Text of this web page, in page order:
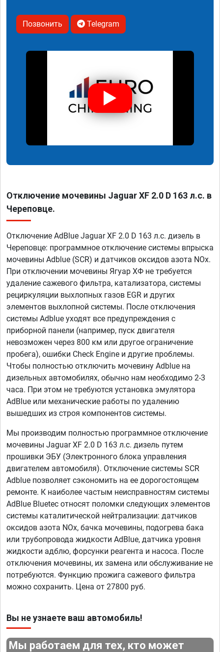
Позвонить Telegram
Отключение мочевины Jaguar XF 2.0 D 163 л.с. в
Череповце.
Отключение AdBlue Jaguar XF 2.0 D 163 л.с. дизель в
Череповце: программное отключение системы впрыска
мочевины Adblue (SCR) и датчиков оксидов азота NOx.
При отключении мочевины Ягуар ХФ не требуется
удаление сажевого фильтра, катализатора, системы
рециркуляции выхлопных газов EGR и других
элементов выхлопной системы. После отключения
системы Adblue уходят все предупреждения с
приборной панели (например, пуск двигателя
невозможен через 800 км или другое ограничение
пробега), ошибки Check Engine и другие проблемы.
Чтобы полностью отключить мочевину Adblue на
дизельных автомобилях, обычно нам необходимо 2-3
часа. При этом не требуются установка эмулятора
AdBlue или механические работы по удалению
вышедших из строя компонентов системы.
Мы производим полностью программное отключение
мочевины Jaguar XF 2.0 D 163 л.с. дизель путем
прошивки ЭБУ (Электронного блока управления
двигателем автомобиля). Отключение системы SCR
Adblue позволяет сэкономить на ее дорогостоящем
ремонте. К наиболее частым неисправностям системы
AdBlue Bluetec относят поломки следующих элементов
системы каталитической нейтрализации: датчиков
оксидов азота NOx, бачка мочевины, подогрева бака
или трубопровода жидкости AdBlue, датчика уровня
жидкости адблю, форсунки реагента и насоса. После
отключения мочевины, их замена или обслуживание не
потребуются. Функцию прожига сажевого фильтра
можно сохранить. Цена от 27800 руб.
Вы не узнаете ваш автомобиль!
Мы работаем для тех, кто может